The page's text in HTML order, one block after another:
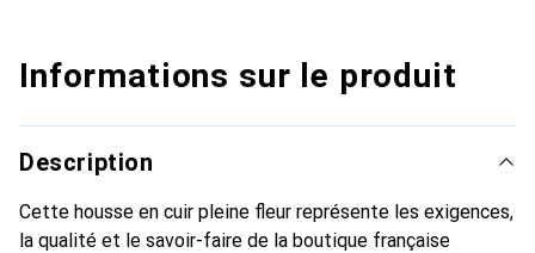
Informations sur le produit
Description
Cette housse en cuir pleine fleur représente les exigences,
la qualité et le savoir-faire de la boutique française